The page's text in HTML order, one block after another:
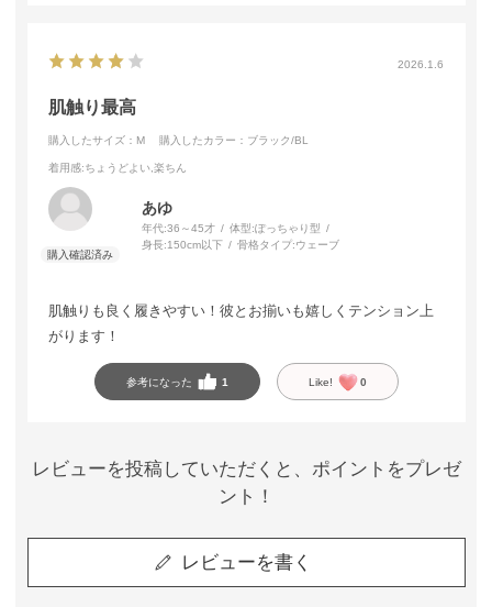
2026.1.6
肌触り最高
購入したサイズ：M 購入したカラー：ブラック/BL
着用感:ちょうどよい,楽ちん
あゆ
年代:36～45才 体型:ぽっちゃり型
身長:150cm以下 骨格タイプ:ウェーブ
肌触りも良く履きやすい！彼とお揃いも嬉しくテンション上
がります！
参考になった 1 Like! 0
レビューを投稿していただくと、ポイントをプレゼ
ント！
レビューを書く